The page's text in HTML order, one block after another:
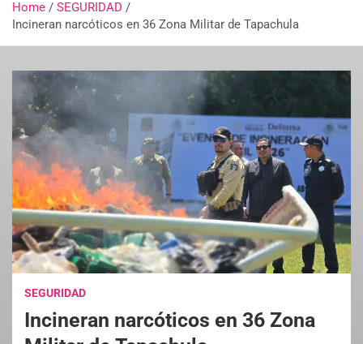
Home
SEGURIDAD
Incineran narcóticos en 36 Zona Militar de Tapachula
SEGURIDAD
Incineran narcóticos en 36 Zona